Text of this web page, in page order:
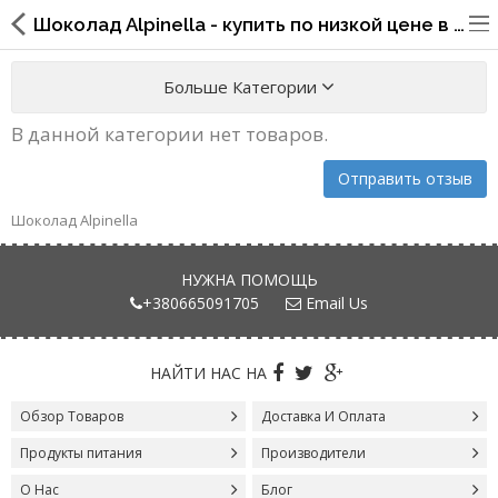
Шоколад Alpinella - купить по низкой цене в интернет-магазине Prodest Shop
Больше Категории
В данной категории нет товаров.
Отправить отзыв
Шоколад Alpinella
НУЖНА ПОМОЩЬ
+380665091705
Email Us
НАЙТИ НАС НА
Обзор Товаров
Доставка И Оплата
Продукты питания
Производители
О Нас
Блог
Стаканы, крышки, держатели,
Упаковка для суши
Бумажные пакеты и уголки
Картонные коробки
Коробки для кондитерских